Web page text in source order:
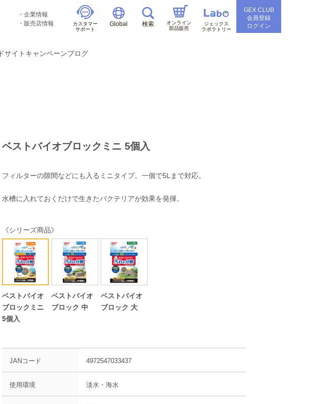
カスタマー
サポート
Global 検索
オンライン
部品販売
ジェックス
ラボラトリー
サイト キャンペーンブログ
企業情報
販売店情報
GEX CLUB
会員登録
ログイン
ベストバイオブロックミニ 5個入
フィルターの隙間などにも入るミニタイプ。一個で5Lまで対応。
水槽に入れておくだけで生きたバクテリアが効果を発揮。
《シリーズ商品》
ベストバイオ
ブロックミニ
5個入
ベストバイオ
ブロック 中
ベストバイオ
ブロック 大
JANコード 4972547033437
使用環境 淡水・海水